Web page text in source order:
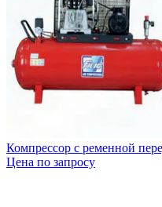
Компрессор с ременной
Цена по запросу